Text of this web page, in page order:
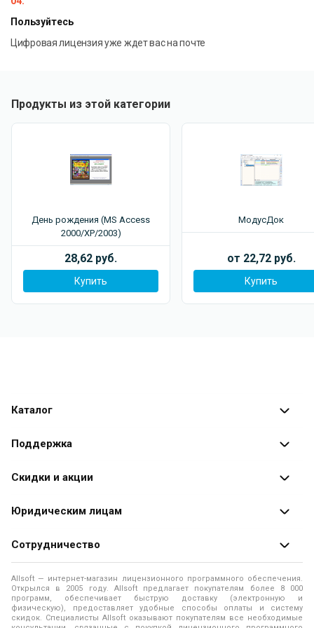
Пользуйтесь
Цифровая лицензия уже ждет вас на почте
Продукты из этой категории
День рождения (MS Access
2000/XP/2003)
28,62 руб.
Купить
МодусДок
от 22,72 руб.
Купить
Каталог
Каталог программ
Поддержка
Оплата заказов
Доставка заказа
Помощь
Правила продажи
Политика использования файлов Cookie
Скидки и акции
Специальные
Юридическим лицам
Продажа программ юридическим лицам
О лицензировании программного обеспечения
Программы для компьютера
Контакты
Сотрудничество
О магазине
Адреса и телефоны
Новости
Allsoft — интернет-магазин лицензионного программного обеспечения.
Открылся в 2005 году. Allsoft предлагает покупателям более 8 000
программ, обеспечивает быструю доставку (электронную и
физическую), предоставляет удобные способы оплаты и систему
скидок. Специалисты Allsoft оказывают покупателям все необходимые